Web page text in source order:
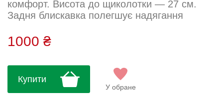
комфорт. Висота до щиколотки — 27 см.
Задня блискавка полегшує надягання
осінь Висота: 27 см Тканина: Лайкра
Таволара Склад: 80% поліестер, 10%
1000 ₴
Купити
У обране